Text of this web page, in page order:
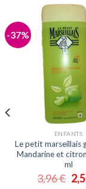
-37%
ENFANTS
Le petit marseillais
Mandarine et
ml
3,96€